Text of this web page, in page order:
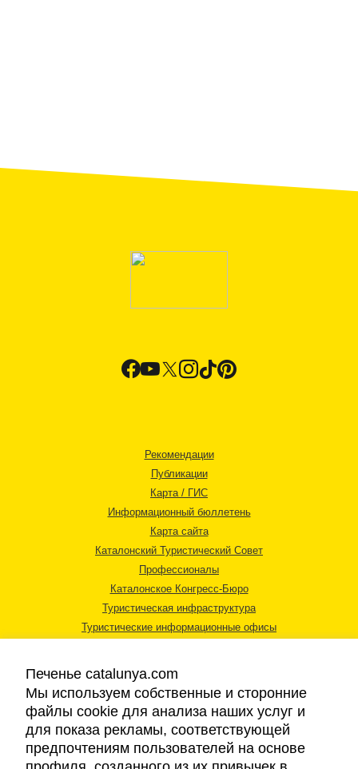
Рекомендации
Публикации
Карта / ГИС
Информационный бюллетень
Карта сайта
Каталонский Туристический Совет
Профессионалы
Каталонское Конгресс-Бюро
Туристическая инфраструктура
Туристические информационные офисы
Правовая информация
Печенье catalunya.com
Мы используем собственные и сторонние
файлы cookie для анализа наших услуг и
для показа рекламы, соответствующей
предпочтениям пользователей на основе